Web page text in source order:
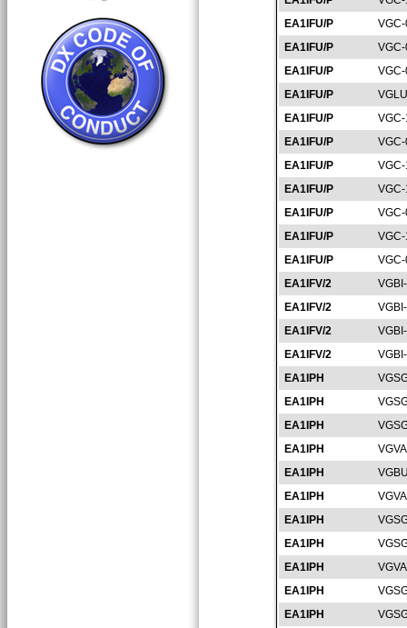
EA1IFU/P
EA1IFU/P
EA1IFU/P
EA1IFU/P
EA1IFU/P
EA1IFU/P
EA1IFU/P
EA1IFU/P
EA1IFU/P
EA1IFU/P
EA1IFU/P
EA1IFV/2
EA1IFV/2
EA1IFV/2
EA1IFV/2
EA1IPH
EA1IPH
EA1IPH
EA1IPH
EA1IPH
EA1IPH
EA1IPH
EA1IPH
EA1IPH
EA1IPH
EA1IPH